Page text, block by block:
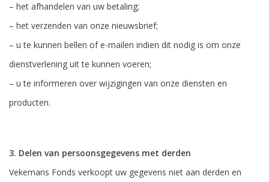
– het afhandelen van uw betaling;
– het verzenden van onze nieuwsbrief;
– u te kunnen bellen of e-mailen indien dit nodig is om onze
dienstverlening uit te kunnen voeren;
– u te informeren over wijzigingen van onze diensten en
producten.
3. Delen van persoonsgegevens met derden
Vekemans Fonds verkoopt uw gegevens niet aan derden en